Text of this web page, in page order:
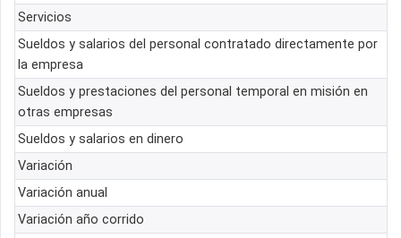
Servicios
Sueldos y salarios del personal contratado directamente por
la empresa
Sueldos y prestaciones del personal temporal en misión en
otras empresas
Sueldos y salarios en dinero
Variación
Variación anual
Variación año corrido